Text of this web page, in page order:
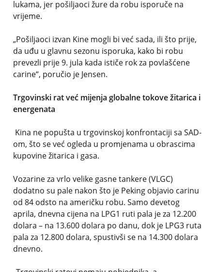
lukama, jer pošiljaoci žure da robu isporuče na
vrijeme.
„Pošiljaoci izvan Kine mogli bi već sada, ili što prije,
da uđu u glavnu sezonu isporuka, kako bi robu
prevezli prije 9. jula kada ističe rok za povlašćene
carine“, poručio je Jensen.
Trgovinski rat već mijenja globalne tokove žitarica i
energenata
Kina ne popušta u trgovinskoj konfrontaciji sa SAD-
om, što se već ogleda u promjenama u obrascima
kupovine žitarica i gasa.
Vozarine za vrlo velike gasne tankere (VLGC)
dodatno su pale nakon što je Peking objavio carinu
od 84 odsto na američku robu. Samo devetog
aprila, dnevna cijena na LPG1 ruti pala je za 12.200
dolara – na 13.600 dolara po danu, dok je LPG3 ruta
pala za 12.800 dolara, spustivši se na 14.300 dolara
dnevno.